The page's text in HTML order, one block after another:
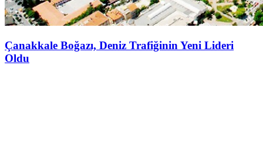
Çanakkale Boğazı, Deniz Trafiğinin Yeni Lideri
Oldu